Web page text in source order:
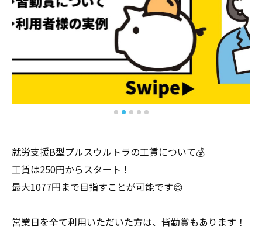
就労支援B型プルスウルトラの工賃について💰
工賃は250円からスタート！
最大1077円まで目指すことが可能です😊
営業日を全て利用いただいた方は、皆勤賞もあります！